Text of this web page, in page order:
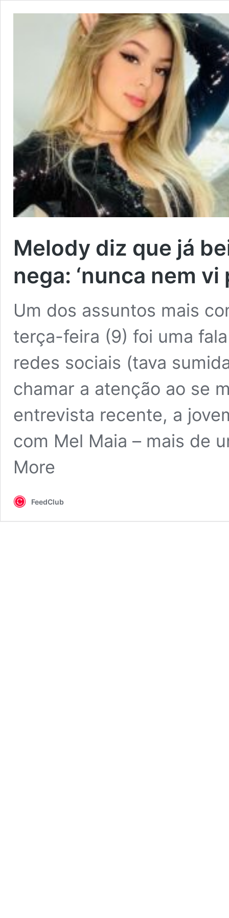
Melody diz que já
nega: ‘nunca nem vi
Um dos assuntos mais
terça-feira (9) foi uma
redes sociais (tava
chamar a atenção ao se
entrevista recente, a
com Mel Maia – mais de
More
FeedClub